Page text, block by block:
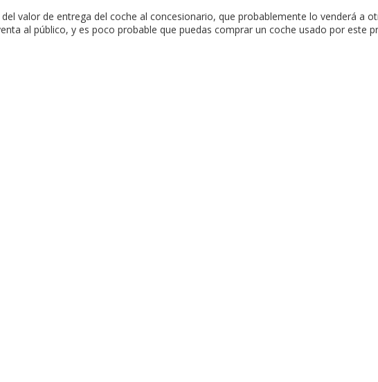
valor de entrega del coche al concesionario, que probablemente lo venderá a
al público, y es poco probable que puedas comprar un coche usado por este